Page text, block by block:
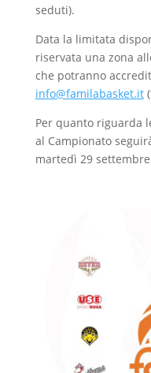
seduti).
Data la limitata
riservata una zona
che potranno
info@familabasket.it
Per quanto riguarda
al Campionato
martedì 29